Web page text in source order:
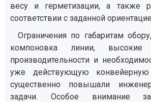
весу и герметизации, а также
соответствии с заданной
Ограничения по габаритам
компоновка линии, высокие
производительности и
уже действующую конвейерную
существенно повышали
задачи. Особое внимание